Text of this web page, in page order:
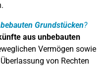
Grundstücken?
aus unbebauten
Vermögen sowie
von Rechten